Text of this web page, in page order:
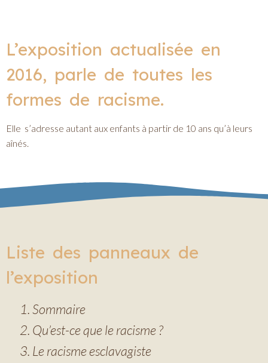
L’exposition actualisée en
2016, parle de toutes les
formes de racisme.
Elle s’adresse autant aux enfants à partir de 10 ans qu’à leurs
aînés.
Liste des panneaux de
l’exposition
Sommaire
Qu’est-ce que le racisme ?
Le racisme esclavagiste